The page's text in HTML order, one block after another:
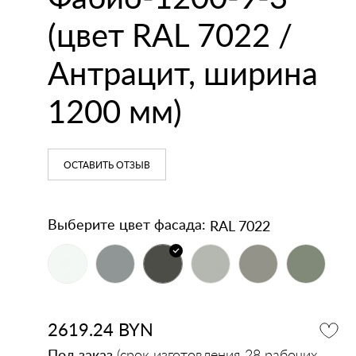
напольные
Зеркала
Умывальники
(цвет RAL 7022 /
Антрацит, ширина
1200 мм)
ОСТАВИТЬ ОТЗЫВ
Выберите цвет фасада: RAL 7022
2619.24 BYN